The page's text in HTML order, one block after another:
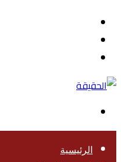
المظلم
الرئيسية